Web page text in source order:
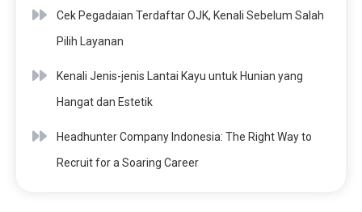
Cek Pegadaian Terdaftar OJK, Kenali Sebelum Salah
Pilih Layanan
Kenali Jenis-jenis Lantai Kayu untuk Hunian yang
Hangat dan Estetik
Headhunter Company Indonesia: The Right Way to
Recruit for a Soaring Career